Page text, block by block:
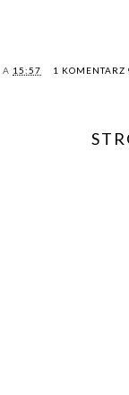
A 15:57 1 KOMENTARZ